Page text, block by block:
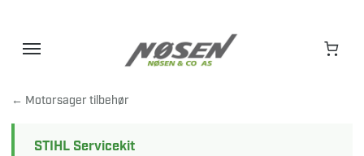
← Motorsager tilbehør
STIHL Servicekit